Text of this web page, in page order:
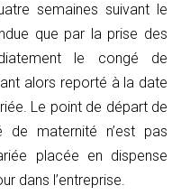
semaines suivant le
que par la prise des
le congé de
alors reporté à la date
Le point de départ de
maternité n’est pas
placée en dispense
dans l’entreprise.